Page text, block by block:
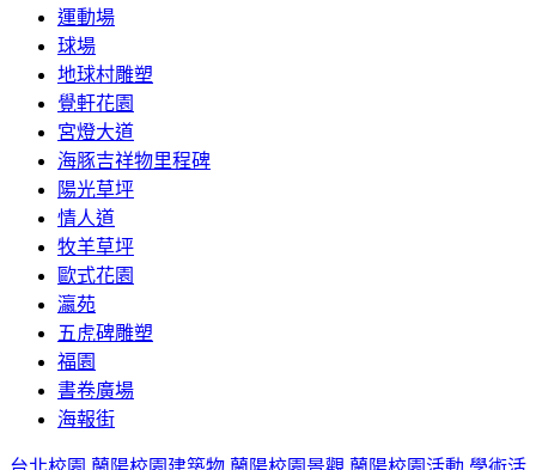
運動場
球場
地球村雕塑
覺軒花園
宮燈大道
海豚吉祥物里程碑
陽光草坪
情人道
牧羊草坪
歐式花園
瀛苑
五虎碑雕塑
福園
書卷廣場
海報街